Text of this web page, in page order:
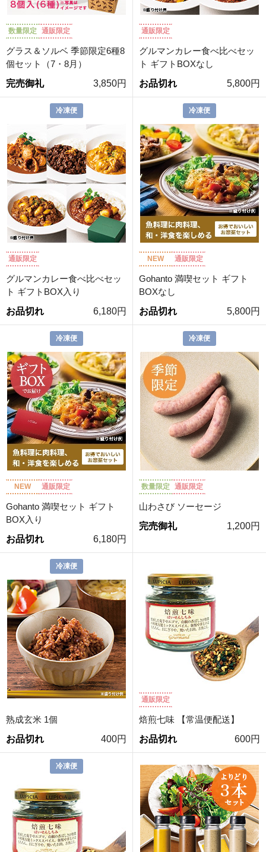
数量限定 通販限定
グラス＆ソルベ 季節限定6種8
個セット（7・8月）
完売御礼
3,850円
通販限定
グルマンカレー食べ比べセッ
ト ギフトBOXなし
お品切れ
5,800円
冷凍便
通販限定
グルマンカレー食べ比べセッ
ト ギフトBOX入り
お品切れ
6,180円
冷凍便
NEW 通販限定
Gohanto 満喫セット ギフト
BOXなし
お品切れ
5,800円
冷凍便
NEW 通販限定
Gohanto 満喫セット ギフト
BOX入り
お品切れ
6,180円
冷凍便
数量限定 通販限定
山わさび ソーセージ
完売御礼
1,200円
冷凍便
熟成玄米 1個
お品切れ
400円
通販限定
焙煎七味 【常温便配送】
お品切れ
600円
冷凍便